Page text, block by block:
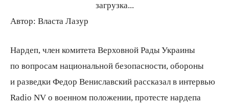
загрузка...
Автор: Власта Лазур
Нардеп, член комитета Верховной Рады Украины
по вопросам национальной безопасности, обороны
и разведки Федор Вениславский рассказал в интервью
Radio NV о военном положении, протесте нардепа